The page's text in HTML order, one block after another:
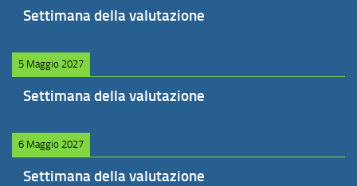
Settimana della valutazione
5 Maggio 2027
Settimana della valutazione
6 Maggio 2027
Settimana della valutazione